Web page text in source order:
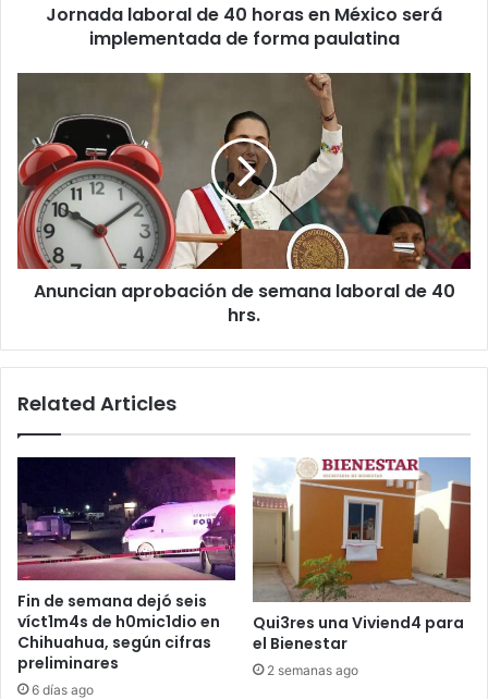
Jornada laboral de 40 horas en México será
implementada de forma paulatina
semana
laboral
de
40
hrs.
Anuncian aprobación de semana laboral de 40
hrs.
Related Articles
Fin de semana dejó seis
víct1m4s de h0mic1dio en
Chihuahua, según cifras
preliminares
6 días ago
Qui3res una Viviend4 para
el Bienestar
2 semanas ago